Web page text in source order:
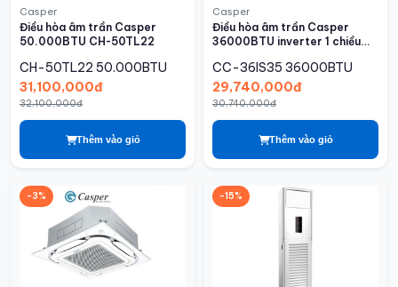
Casper
Điều hòa âm trần Casper
50.000BTU CH-50TL22
CH-50TL22 50.000BTU
31,100,000đ
32,100,000đ
Thêm vào giỏ
Casper
Điều hòa âm trần Casper
36000BTU inverter 1 chiều
CC-36IS35 36000BTU
29,740,000đ
30,740,000đ
Thêm vào giỏ
-3% -15%